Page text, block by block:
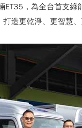
，為全台首支
造更乾淨、更智慧